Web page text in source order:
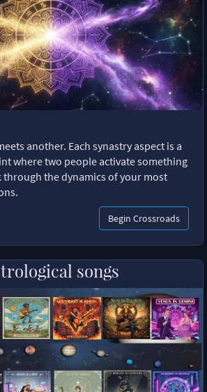
another. Each synastry aspect is a
where two people activate something
through the dynamics of your most
Begin Crossroads
songs